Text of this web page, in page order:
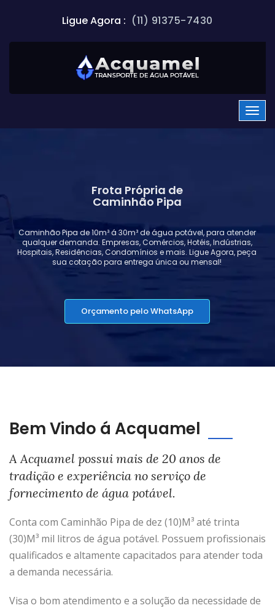
Ligue Agora : (11) 91375-7430
Frota Própria de
Caminhão Pipa
Caminhão Pipa de 10m³ á 30m³ de água potável, para atender
qualquer demanda. Empresas, Comércios, Hotéis, Indústrias,
Hospitais, Residências, Condomínios e mais. Ligue Agora, peça
sua cotação para entrega única ou mensal!
Orçamento pelo WhatsApp
Bem Vindo á Acquamel
A Acquamel possui mais de 20 anos de
tradição e experiência no serviço de
fornecimento de água potável.
Conta com Caminhão Pipa de dez (10)M³ até trinta
(30)M³ mil litros de água potável. Possuem profissionais
qualificados e altamente capacitados para atender toda
a demanda necessária.
Visa o bom atendimento e a solução da necessidade de